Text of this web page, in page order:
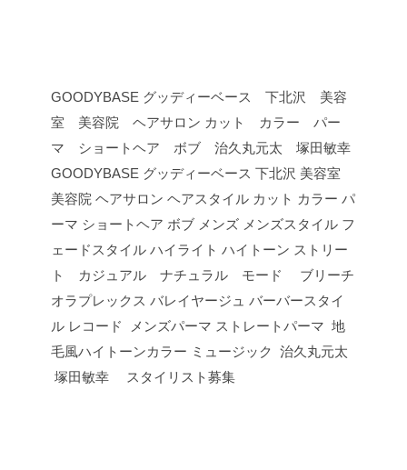
GOODYBASE グッディーベース 下北沢 美容
室 美容院 ヘアサロン カット カラー パー
マ ショートヘア ボブ 治久丸元太 塚田敏幸
GOODYBASE グッディーベース 下北沢 美容室
美容院 ヘアサロン ヘアスタイル カット カラー パ
ーマ ショートヘア ボブ メンズ メンズスタイル フ
ェードスタイル ハイライト ハイトーン ストリー
ト カジュアル ナチュラル モード ブリーチ
オラプレックス バレイヤージュ バーバースタイ
ル レコード メンズパーマ ストレートパーマ 地
毛風ハイトーンカラー ミュージック 治久丸元太
塚田敏幸 スタイリスト募集